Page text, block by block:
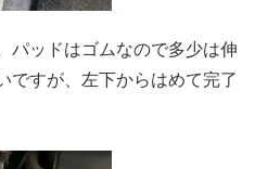
パッドはゴムなので多少は伸
ですが、左下からはめて完了